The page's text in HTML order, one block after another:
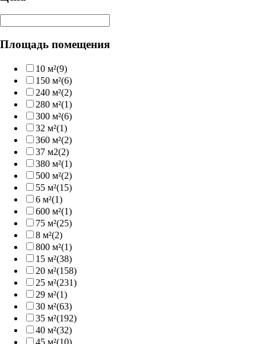
Площадь помещения
10 м²(9)
150 м²(6)
240 м²(2)
280 м²(1)
300 м²(6)
32 м²(1)
360 м²(2)
37 м2(2)
380 м²(1)
500 м²(2)
55 м²(15)
6 м²(1)
600 м²(1)
75 м²(25)
8 м²(2)
800 м²(1)
15 м²(38)
20 м²(158)
25 м²(231)
29 м²(1)
30 м²(63)
35 м²(192)
40 м²(32)
45 м²(10)